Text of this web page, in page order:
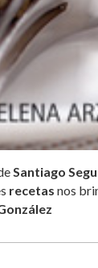
Santiago
recetas nos